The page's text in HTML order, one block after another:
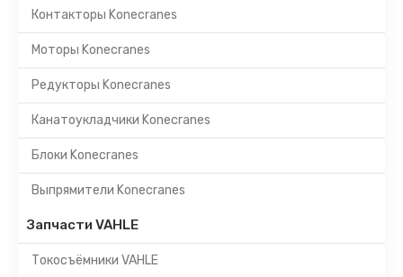
Контакторы Konecranes
Моторы Konecranes
Редукторы Konecranes
Канатоукладчики Konecranes
Блоки Konecranes
Выпрямители Konecranes
Запчасти VAHLE
Токосъёмники VAHLE